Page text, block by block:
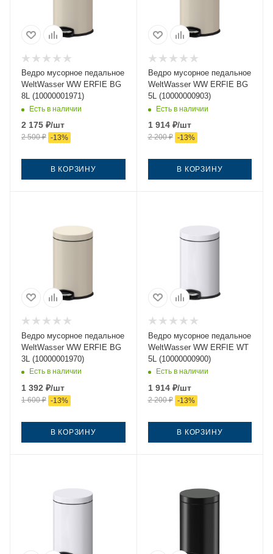
Ведро мусорное педальное
WeltWasser WW ERFIE BG
8L (10000001971)
Есть в наличии
2 175 ₽/шт
2 500₽ -13%
В КОРЗИНУ
Ведро мусорное педальное
WeltWasser WW ERFIE BG
5L (10000000903)
Есть в наличии
1 914₽/шт
2 200₽ -13%
В КОРЗИНУ
Ведро мусорное педальное
WeltWasser WW ERFIE BG
3L (10000001970)
Есть в наличии
1 392 ₽/шт
1 600₽ -13%
В КОРЗИНУ
Ведро мусорное педальное
WeltWasser WW ERFIE WT
5L (10000000900)
Есть в наличии
1 914₽/шт
2 200₽ -13%
В КОРЗИНУ